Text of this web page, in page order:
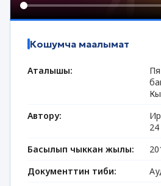
Кошумча маалымат
Аталышы:
Автору:
24
Басылып чыккан жылы:
Документтин тиби: